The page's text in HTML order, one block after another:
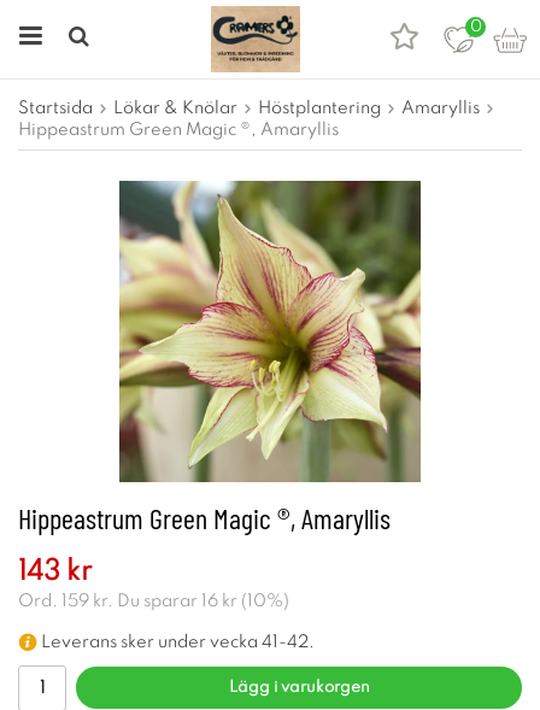
0
Startsida Lökar & Knölar Höstplantering
Amaryllis
Hippeastrum Green Magic ®, Amaryllis
Hippeastrum Green Magic ®, Amaryllis
143 kr
Ord. 159 kr. Du sparar 16 kr ( 10%)
Leverans sker under vecka 41-42.
Lägg i varukorgen